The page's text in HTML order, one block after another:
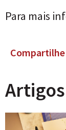
Para mais
Compartilhe